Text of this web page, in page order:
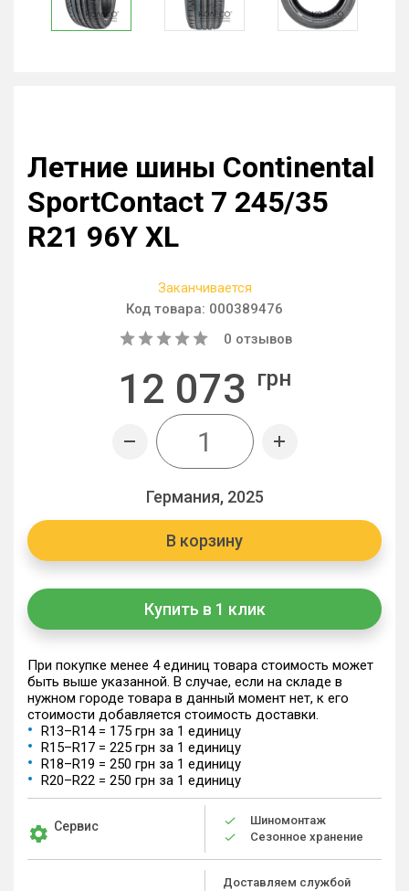
Летние шины Continental
SportContact 7 245/35
R21 96Y XL
Заканчивается
Код товара: 000389476
0 отзывов
12 073 грн
Германия, 2025
В корзину
Купить в 1 клик
При покупке менее 4 единиц товара стоимость может
быть выше указанной. В случае, если на складе в
нужном городе товара в данный момент нет, к его
стоимости добавляется стоимость доставки.
R13–R14 = 175 грн за 1 единицу
R15–R17 = 225 грн за 1 единицу
R18–R19 = 250 грн за 1 единицу
R20–R22 = 250 грн за 1 единицу
Сервис
Шиномонтаж
Сезонное хранение
Доставляем службой